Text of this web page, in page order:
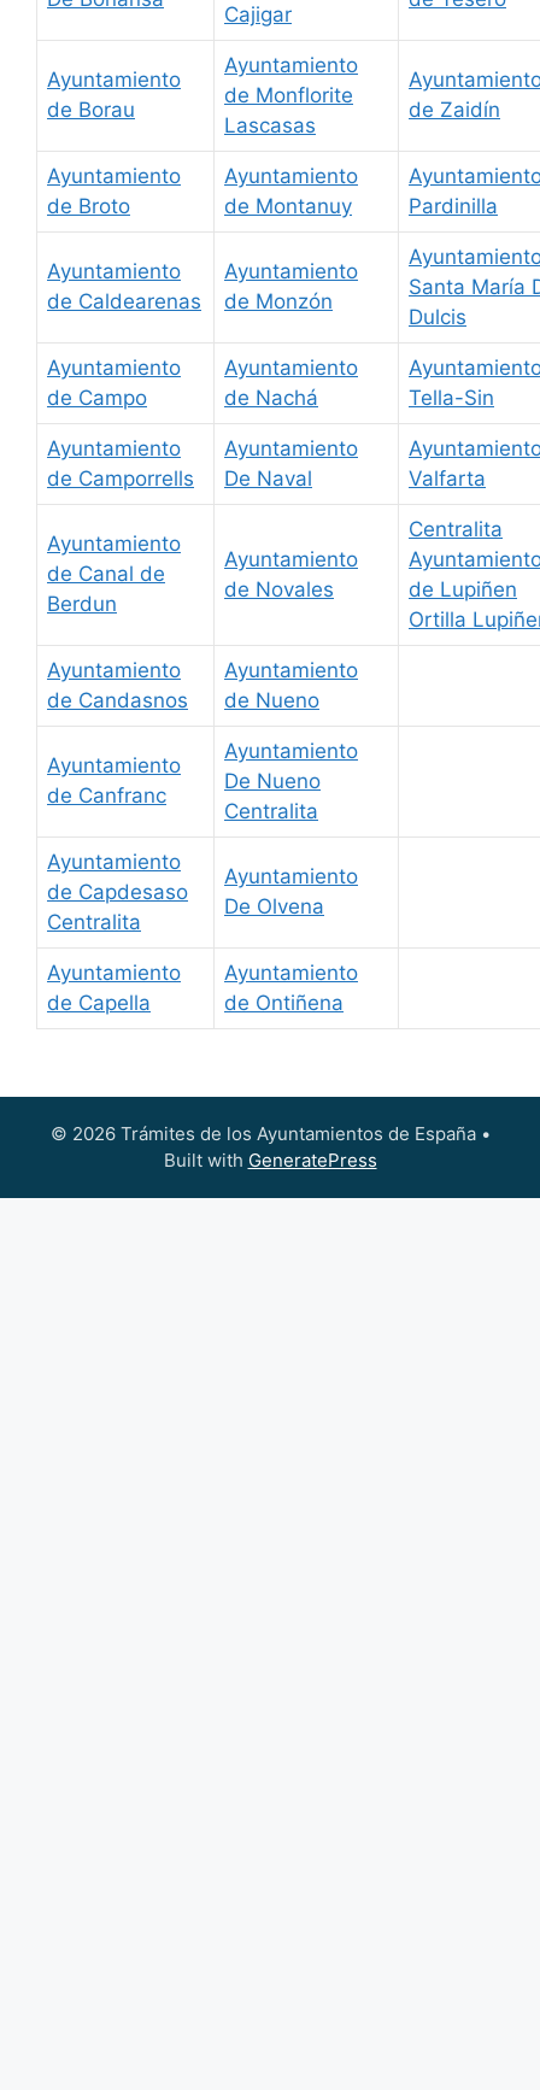
Cajigar
Ayuntamiento
de Borau
Ayuntamiento
de Monflorite
Lascasas
de Zaidín
Ayuntamiento
de Broto
Ayuntamiento
de Montanuy
Pardinilla
Ayuntamiento
de Caldearenas
Ayuntamiento
de Monzón
Santa María
Dulcis
Ayuntamiento
de Campo
Ayuntamiento
de Nachá
Tella-Sin
Ayuntamiento
de Camporrells
Ayuntamiento
De Naval
Valfarta
Ayuntamiento
de Canal de
Berdun
Ayuntamiento
de Novales
Centralita
de Lupiñen
Ortilla
Ayuntamiento
de Candasnos
Ayuntamiento
de Nueno
Ayuntamiento
de Canfranc
Ayuntamiento
De Nueno
Centralita
Ayuntamiento
de Capdesaso
Centralita
Ayuntamiento
De Olvena
Ayuntamiento
de Capella
Ayuntamiento
de Ontiñena
© 2026 Trámites de los Ayuntamientos de España•
Built with GeneratePress